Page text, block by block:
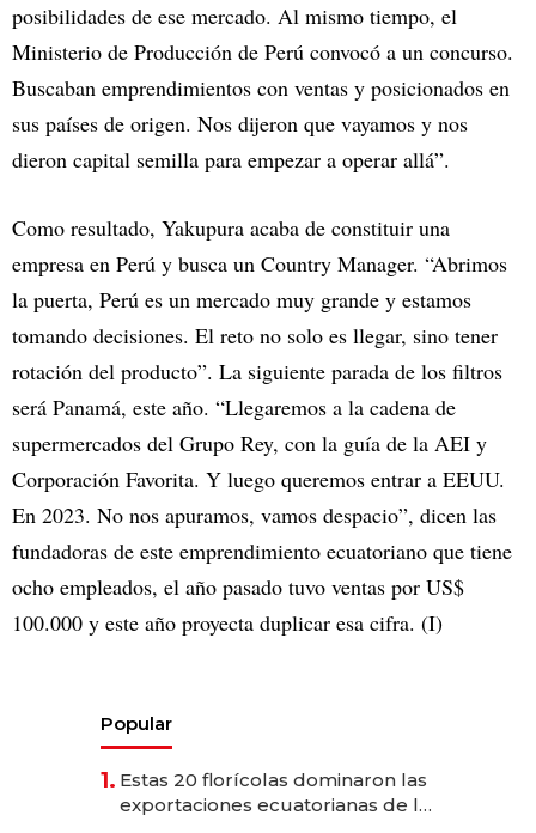
posibilidades de ese mercado. Al mismo tiempo, el
Ministerio de Producción de Perú convocó a un concurso.
Buscaban emprendimientos con ventas y posicionados en
sus países de origen. Nos dijeron que vayamos y nos
dieron capital semilla para empezar a operar allá”.
Como resultado, Yakupura acaba de constituir una
empresa en Perú y busca un Country Manager. “Abrimos
la puerta, Perú es un mercado muy grande y estamos
tomando decisiones. El reto no solo es llegar, sino tener
rotación del producto”. La siguiente parada de los filtros
será Panamá, este año. “Llegaremos a la cadena de
supermercados del Grupo Rey, con la guía de la AEI y
Corporación Favorita. Y luego queremos entrar a EEUU.
En 2023. No nos apuramos, vamos despacio”, dicen las
fundadoras de este emprendimiento ecuatoriano que tiene
ocho empleados, el año pasado tuvo ventas por US$
100.000 y este año proyecta duplicar esa cifra. (I)
Popular
1. Estas 20 florícolas dominaron las
exportaciones ecuatorianas de la